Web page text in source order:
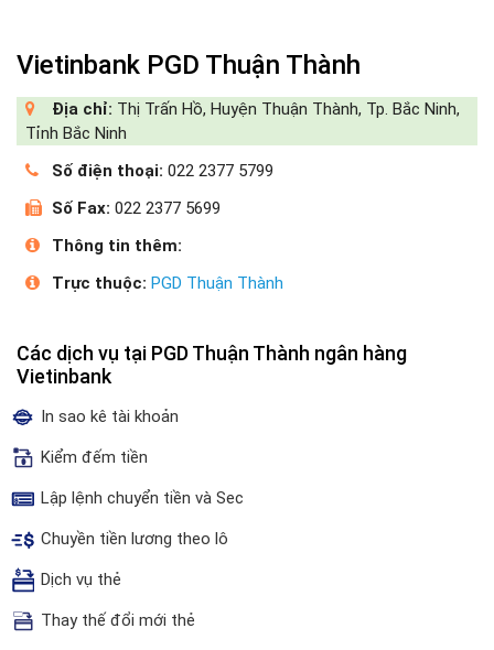
Vietinbank PGD Thuận Thành
Địa chỉ: Thị Trấn Hồ, Huyện Thuận Thành, Tp. Bắc Ninh,
Tỉnh Bắc Ninh
Số điện thoại: 022 2377 5799
Số Fax: 022 2377 5699
Thông tin thêm:
Trực thuộc: PGD Thuận Thành
Các dịch vụ tại PGD Thuận Thành ngân hàng
Vietinbank
In sao kê tài khoản
Kiểm đếm tiền
Lập lệnh chuyển tiền và Sec
Chuyền tiền lương theo lô
Dịch vụ thẻ
Thay thế đổi mới thẻ